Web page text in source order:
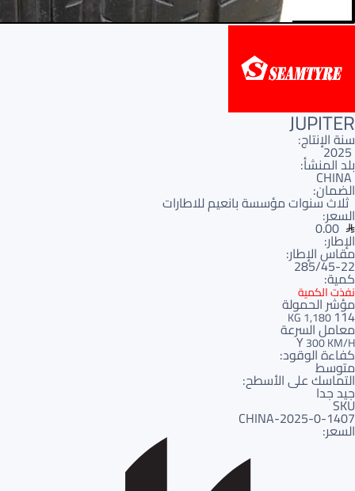
JUPITER
سنة الإنتاج:
2025
بلد المنشأ:
CHINA
الضمان:
ثلاث سنوات مؤسسة بانعيم للاطارات
السعر:
0.00
الإطار:
مقاس الإطار:
285/45-22
كمية:
نفذت الكمية
مؤشر الحمولة
114
1,180 KG
معامل السرعة
Y300 KM/H
كفاءة الوقود:
متوسط
التماسك على الأسطح:
جيد جدا
SKU
1407-CHINA-2025-0
السعر: